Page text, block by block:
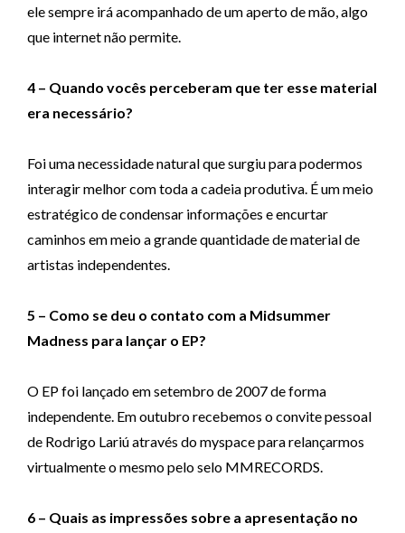
ele sempre irá acompanhado de um aperto de mão, algo
que internet não permite.
4 – Quando vocês perceberam que ter esse material
era necessário?
Foi uma necessidade natural que surgiu para podermos
interagir melhor com toda a cadeia produtiva. É um meio
estratégico de condensar informações e encurtar
caminhos em meio a grande quantidade de material de
artistas independentes.
5 – Como se deu o contato com a Midsummer
Madness para lançar o EP?
O EP foi lançado em setembro de 2007 de forma
independente. Em outubro recebemos o convite pessoal
de Rodrigo Lariú através do myspace para relançarmos
virtualmente o mesmo pelo selo MMRECORDS.
6 – Quais as impressões sobre a apresentação no